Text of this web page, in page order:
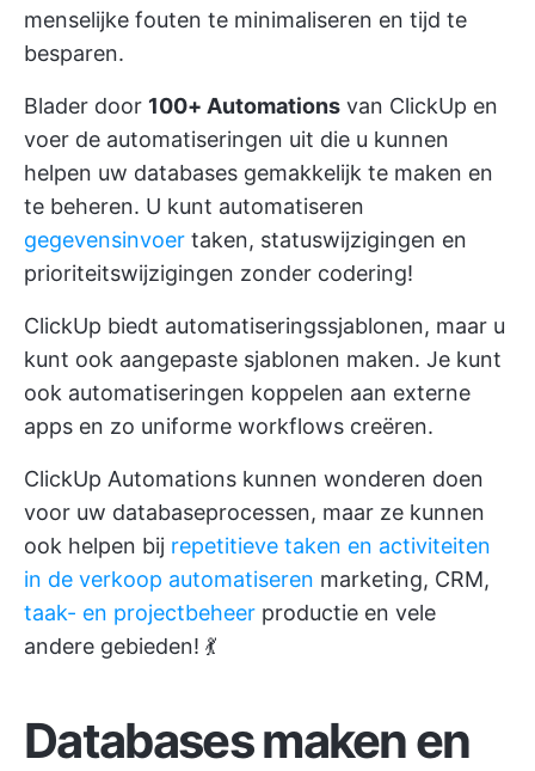
menselijke fouten te minimaliseren en tijd te
besparen.
Blader door 100+ Automations van ClickUp en
voer de automatiseringen uit die u kunnen
helpen uw databases gemakkelijk te maken en
te beheren. U kunt automatiseren
gegevensinvoer taken, statuswijzigingen en
prioriteitswijzigingen zonder codering!
ClickUp biedt automatiseringssjablonen, maar u
kunt ook aangepaste sjablonen maken. Je kunt
ook automatiseringen koppelen aan externe
apps en zo uniforme workflows creëren.
ClickUp Automations kunnen wonderen doen
voor uw databaseprocessen, maar ze kunnen
ook helpen bij repetitieve taken en activiteiten
in de verkoop automatiseren marketing, CRM,
taak- en projectbeheer productie en vele
andere gebieden! 💃
Databases maken en